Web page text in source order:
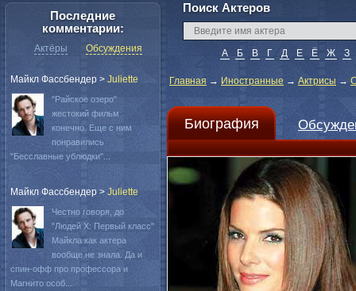
Поиск Актеров
А Б В Г Д Е Ё Ж З
Главная → Иностранные → Актрисы →
Биография
Последние
комментарии:
Актёры Обсуждения
Майкл Фассбендер > Juliette
"Райское озеро"
жестокий фильм
конечно. Еще с ним
понравились
"Бесславные ублюдки"...
Майкл Фассбендер > Juliette
Честно говоря, до
"Людей Х: Первый класс"
Майкла как актера
вообще не знала. Да и
спин-офф про профессора и
Магнито особ...